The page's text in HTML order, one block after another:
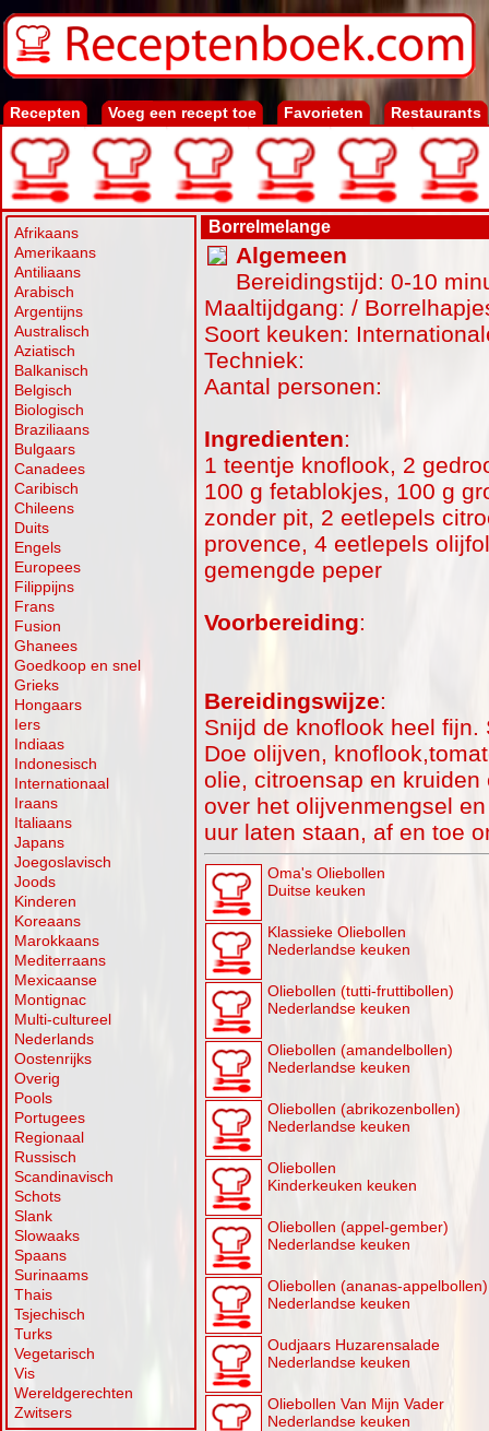
Recepten Voeg een recept toe Favorieten Restaurants
Afrikaans
Amerikaans
Antiliaans
Arabisch
Argentijns
Australisch
Aziatisch
Balkanisch
Belgisch
Biologisch
Braziliaans
Bulgaars
Canadees
Caribisch
Chileens
Duits
Engels
Europees
Filippijns
Frans
Fusion
Ghanees
Goedkoop en snel
Grieks
Hongaars
Iers
Indiaas
Indonesisch
Internationaal
Iraans
Italiaans
Japans
Joegoslavisch
Joods
Kinderen
Koreaans
Marokkaans
Mediterraans
Mexicaanse
Montignac
Multi-cultureel
Nederlands
Oostenrijks
Overig
Pools
Portugees
Regionaal
Russisch
Scandinavisch
Schots
Slank
Slowaaks
Spaans
Surinaams
Thais
Tsjechisch
Turks
Vegetarisch
Vis
Wereldgerechten
Zwitsers
Borrelmelange
Algemeen
Bereidingstijd: 0-10
Maaltijdgang: /
Soort keuken:
Techniek:
Aantal personen:
Ingredienten:
1 teentje knoflook, 2
100 g fetablokjes, 100 g
zonder pit, 2 eetlepels
provence, 4 eetlepels
gemengde peper
Voorbereiding:
Bereidingswijze:
Snijd de knoflook heel
Doe olijven,
olie, citroensap en
over het olijvenmengsel
uur laten staan, af en toe
Oma's Oliebollen
Duitse keuken
Klassieke Oliebollen
Nederlandse keuken
Oliebollen (tutti-fruttibollen)
Nederlandse keuken
Oliebollen (amandelbollen)
Nederlandse keuken
Oliebollen (abrikozenbollen)
Nederlandse keuken
Oliebollen
Kinderkeuken keuken
Oliebollen (appel-gember)
Nederlandse keuken
Oliebollen (ananas-appelbollen)
Nederlandse keuken
Oudjaars Huzarensalade
Nederlandse keuken
Oliebollen Van Mijn Vader
Nederlandse keuken